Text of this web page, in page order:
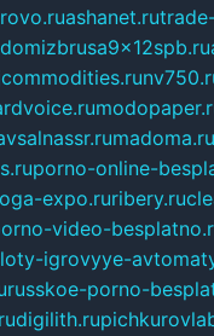
ashanet.ru
domizbrusa9x12spb.ru
madoma.ru
porno-online-
expo.ruribery.ru
video-
igrovyye-
russkoe-porno-
digilith.ru